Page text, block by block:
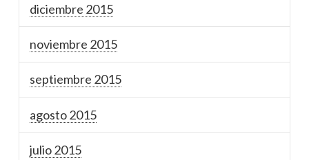
diciembre 2015
noviembre 2015
septiembre 2015
agosto 2015
julio 2015